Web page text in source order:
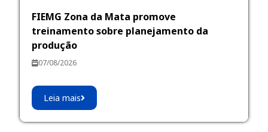
FIEMG Zona da Mata promove
treinamento sobre planejamento da
produção
07/08/2026
Leia mais